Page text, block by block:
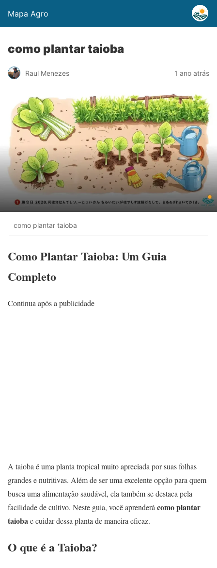
Mapa Agro
como plantar taioba
Raul Menezes 1 ano atrás
como plantar taioba
Como Plantar Taioba: Um Guia
Completo
Continua após a publicidade
A taioba é uma planta tropical muito apreciada por suas folhas
grandes e nutritivas. Além de ser uma excelente opção para quem
busca uma alimentação saudável, ela também se destaca pela
facilidade de cultivo. Neste guia, você aprenderá como plantar
taioba e cuidar dessa planta de maneira eficaz.
O que é a Taioba?